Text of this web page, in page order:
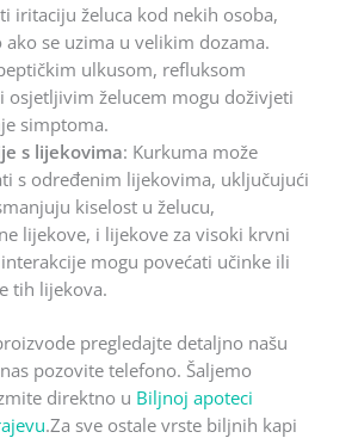
iritaciju želuca kod nekih osoba,
ako se uzima u velikim dozama.
ulkusom, refluksom
osjetljivim želucem mogu doživjeti
simptoma.
s lijekovima: Kurkuma može
s određenim lijekovima, uključujući
kiselost u želucu,
lijekove, i lijekove za visoki krvni
mogu povećati učinke ili
tih lijekova.
pregledajte detaljno našu
pozovite telefono. Šaljemo
direktno u Biljnoj apoteci
.Za sve ostale vrste biljnih kapi